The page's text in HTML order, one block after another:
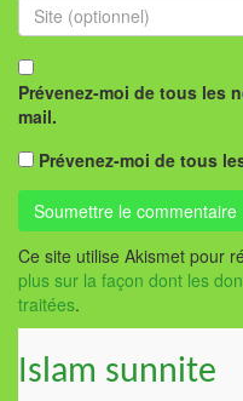
Prévenez-moi de tous les
mail.
Prévenez-moi de tous
Ce site utilise Akismet pour
plus sur la façon dont les
traitées.
Islam sunnite